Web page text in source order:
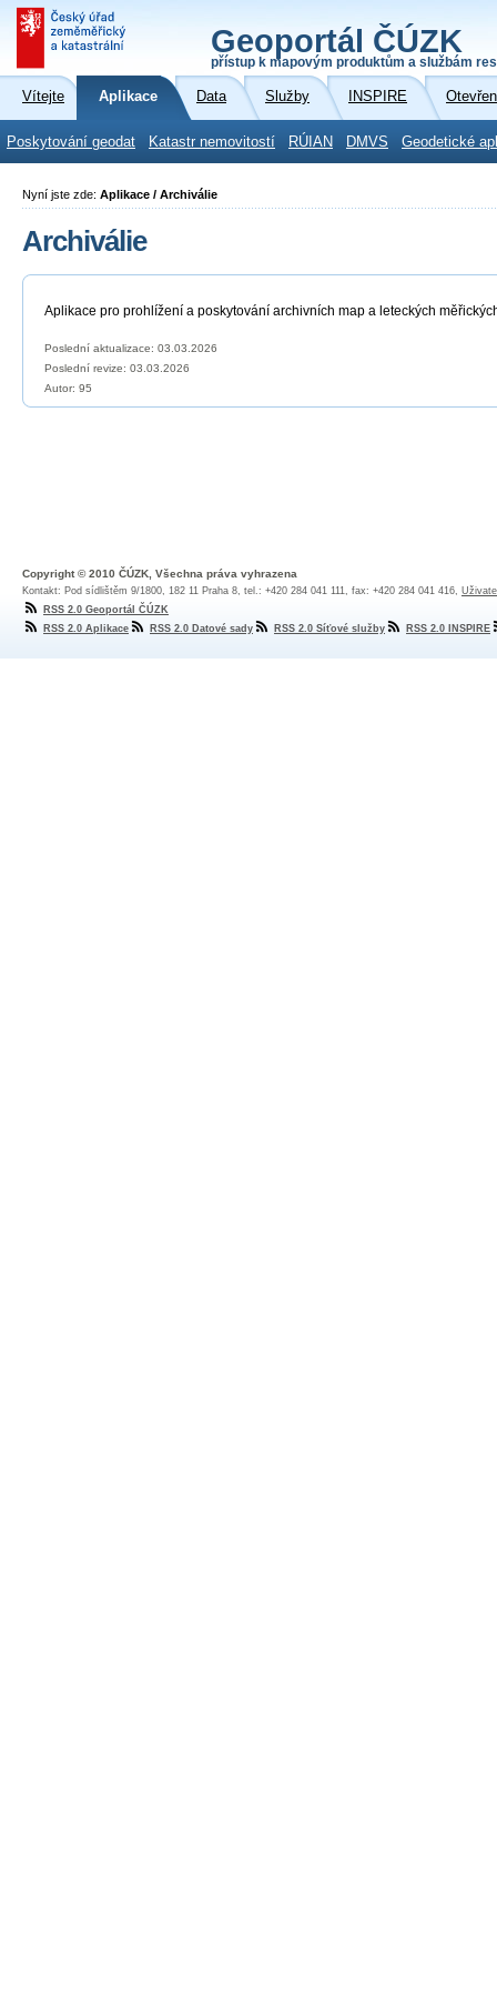
Geoportál ČÚZK
přístup k mapovým produktům a službám
Vítejte Aplikace Data Služby INSPIRE
Poskytování geodat Katastr nemovitostí RÚIAN DMVS Geodetické
Nyní jste zde: Aplikace / Archiválie
Archiválie
Aplikace pro prohlížení a poskytování archivních map a leteckých
Poslední aktualizace: 03.03.2026
Poslední revize: 03.03.2026
Autor: 95
Copyright © 2010 ČÚZK, Všechna práva vyhrazena
Kontakt: Pod sídlištěm 9/1800, 182 11 Praha 8, tel.: +420 284 041 111, fax: +420 284 041 416,
RSS 2.0 Geoportál ČÚZK
RSS 2.0 Aplikace
RSS 2.0 Datové sady RSS 2.0 Síťové služby RSS 2.0 INSPIRE